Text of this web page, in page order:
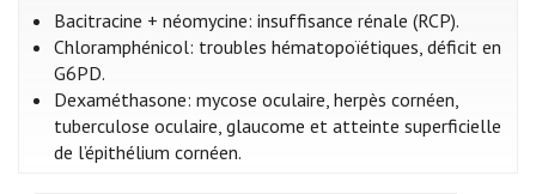
Bacitracine + néomycine: insuffisance rénale (RCP).
Chloramphénicol: troubles hématopoïétiques, déficit en
G6PD.
Dexaméthasone: mycose oculaire, herpès cornéen,
tuberculose oculaire, glaucome et atteinte superficielle
de l’épithélium cornéen.